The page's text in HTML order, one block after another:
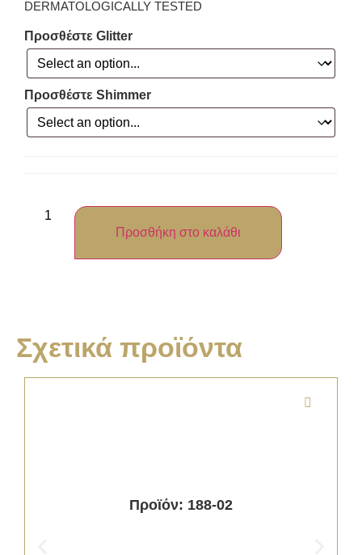
DERMATOLOGICALLY TESTED
Προσθέστε Glitter
Προσθέστε Shimmer
Προσθήκη στο καλάθι
Σχετικά προϊόντα
Προϊόν: 188-02